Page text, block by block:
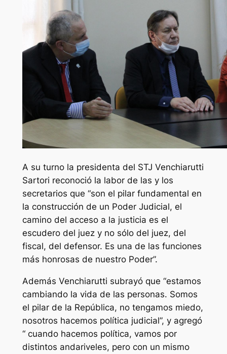
A su turno la presidenta del STJ Venchiarutti
Sartori reconoció la labor de las y los
secretarios que “son el pilar fundamental en
la construcción de un Poder Judicial, el
camino del acceso a la justicia es el
escudero del juez y no sólo del juez, del
fiscal, del defensor. Es una de las funciones
más honrosas de nuestro Poder”.
Además Venchiarutti subrayó que “estamos
cambiando la vida de las personas. Somos
el pilar de la República, no tengamos miedo,
nosotros hacemos política judicial”, y agregó
“ cuando hacemos política, vamos por
distintos andariveles, pero con un mismo